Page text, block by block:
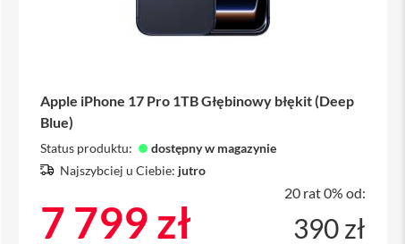
Apple iPhone 17 Pro 1TB Głębinowy błękit (Deep
Blue)
Status produktu:
dostępny w magazynie
Najszybciej u Ciebie: jutro
7 799 zł
20 rat 0% od:
390 zł